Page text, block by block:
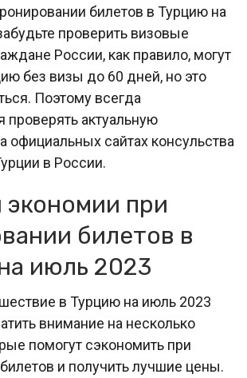
билетов в Турцию на
проверить визовые
России, как правило, могут
без визы до 60 дней, но это
Поэтому всегда
проверять актуальную
официальных сайтах консульства
в России.
при
билетов в
июль 2023
в Турцию на июль 2023
внимание на несколько
помогут сэкономить при
и получить лучшие цены.